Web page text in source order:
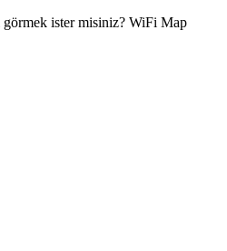
görmek ister misiniz? WiFi Map